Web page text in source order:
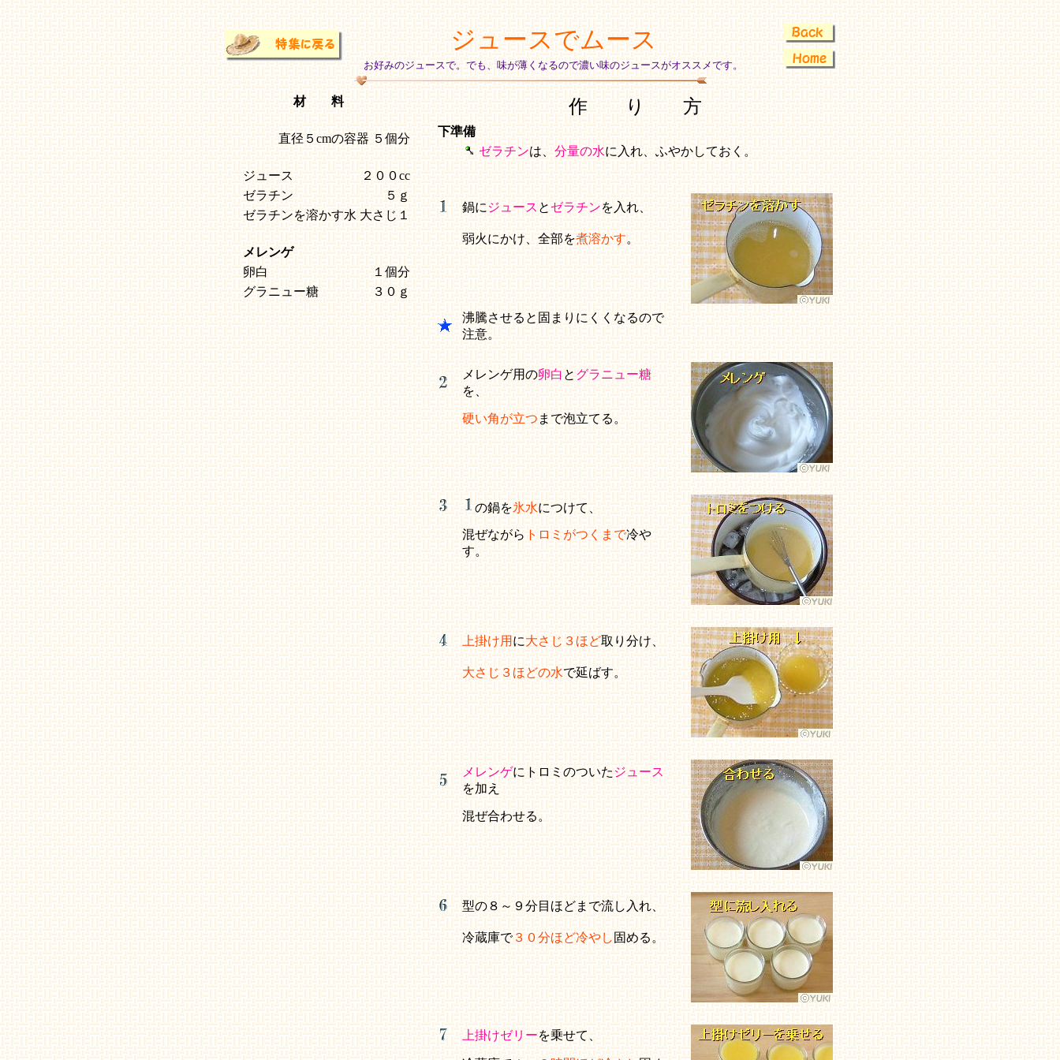
ジュースでムース
お好みのジュースで。でも、味が薄くなるので濃い味のジュースがオススメです。
材 料
直径５cmの容器 ５個分
ジュース
２００cc
ゼラチン
５ｇ
ゼラチンを溶かす水 大さじ１
メレンゲ
卵白
１個分
グラニュー糖
３０ｇ
作 り 方
下準備
ゼラチンは、分量の水に入れ、ふやかしておく。
鍋にジュースとゼラチンを入れ、
弱火にかけ、全部を煮溶かす。
沸騰させると固まりにくくなるので
注意。
メレンゲ用の卵白とグラニュー糖
を、
硬い角が立つまで泡立てる。
の鍋を氷水につけて、
混ぜながらトロミがつくまで冷や
す。
上掛け用に大さじ３ほど取り分け、
大さじ３ほどの水で延ばす。
メレンゲにトロミのついたジュース
を加え
混ぜ合わせる。
型の８～９分目ほどまで流し入れ、
冷蔵庫で３０分ほど冷やし固める。
上掛けゼリーを乗せて、